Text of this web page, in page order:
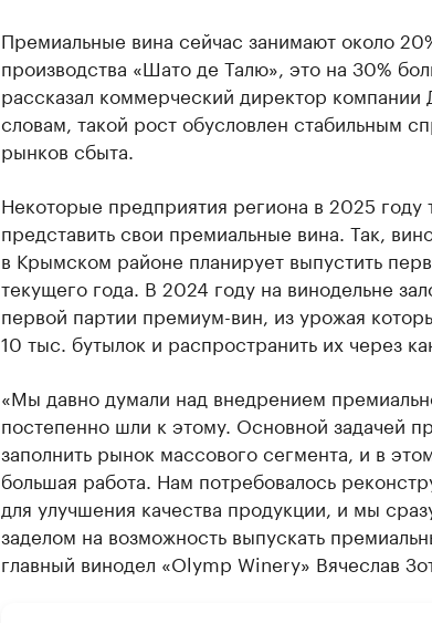
Премиальные вина сейчас занимают около
производства «Шато де Талю», это на 30%
рассказал коммерческий директор компании
словам, такой рост обусловлен стабильным
рынков сбыта.
Некоторые предприятия региона в 2025 году
представить свои премиальные вина. Так,
в Крымском районе планирует выпустить
текущего года. В 2024 году на винодельне
первой партии премиум-вин, из урожая
10 тыс. бутылок и распространить их через
«Мы давно думали над внедрением
постепенно шли к этому. Основной задачей
заполнить рынок массового сегмента, и в
большая работа. Нам потребовалось
для улучшения качества продукции, и мы
заделом на возможность выпускать
главный винодел «Olymp Winery» Вячеслав